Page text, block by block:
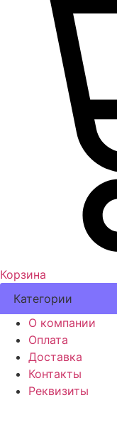
Корзина
Категории
О компании
Оплата
Доставка
Контакты
Реквизиты